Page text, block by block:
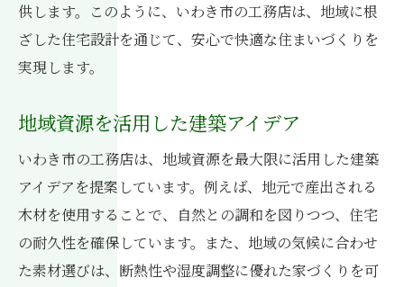
供します。このように、いわき市の工務店は、地域に根
ざした住宅設計を通じて、安心で快適な住まいづくりを
実現します。
地域資源を活用した建築アイデア
いわき市の工務店は、地域資源を最大限に活用した建築
アイデアを提案しています。例えば、地元で産出される
木材を使用することで、自然との調和を図りつつ、住宅
の耐久性を確保しています。また、地域の気候に合わせ
た素材選びは、断熱性や湿度調整に優れた家づくりを可